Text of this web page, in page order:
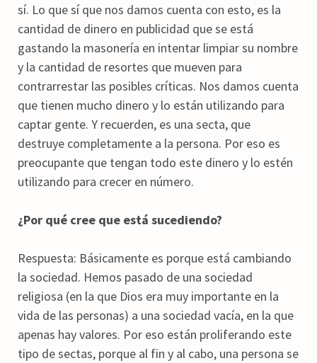
sí. Lo que sí que nos damos cuenta con esto, es la
cantidad de dinero en publicidad que se está
gastando la masonería en intentar limpiar su nombre
y la cantidad de resortes que mueven para
contrarrestar las posibles críticas. Nos damos cuenta
que tienen mucho dinero y lo están utilizando para
captar gente. Y recuerden, es una secta, que
destruye completamente a la persona. Por eso es
preocupante que tengan todo este dinero y lo estén
utilizando para crecer en número.
¿Por qué cree que está sucediendo?
Respuesta: Básicamente es porque está cambiando
la sociedad. Hemos pasado de una sociedad
religiosa (en la que Dios era muy importante en la
vida de las personas) a una sociedad vacía, en la que
apenas hay valores. Por eso están proliferando este
tipo de sectas, porque al fin y al cabo, una persona se